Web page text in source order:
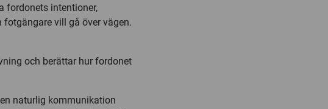
fordonets intentioner,
vill gå över vägen.
och berättar hur fordonet
naturlig kommunikation